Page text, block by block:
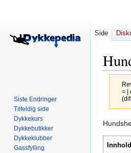
= |
Hopp
til
Hopp
til
søk
Innhold
Side
Siste Endringer
Tilfeldig side
Dykkekurs
Dykkebutikker
Dykkeklubber
Gassfylling